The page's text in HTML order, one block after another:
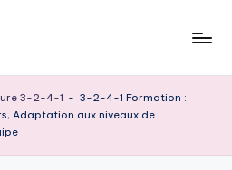
3-2-4-1 - 3-2-4-1 Formation :
Adaptation aux niveaux de